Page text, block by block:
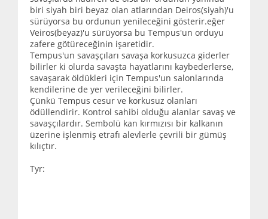
biri siyah biri beyaz olan atlarından Deiros(siyah)'u
sürüyorsa bu ordunun yenileceğini gösterir.eğer
Veiros(beyaz)'u sürüyorsa bu Tempus'un orduyu
zafere götüreceğinin işaretidir.
Tempus'un savaşçıları savaşa korkusuzca giderler
bilirler ki olurda savaşta hayatlarını kaybederlerse,
savaşarak öldükleri için Tempus'un salonlarında
kendilerine de yer verileceğini bilirler.
Çünkü Tempus cesur ve korkusuz olanları
ödüllendirir. Kontrol sahibi olduğu alanlar savaş ve
savaşçılardır. Sembolü kan kırmızısı bir kalkanın
üzerine işlenmiş etrafı alevlerle çevrili bir gümüş
kılıçtır.
Tyr: